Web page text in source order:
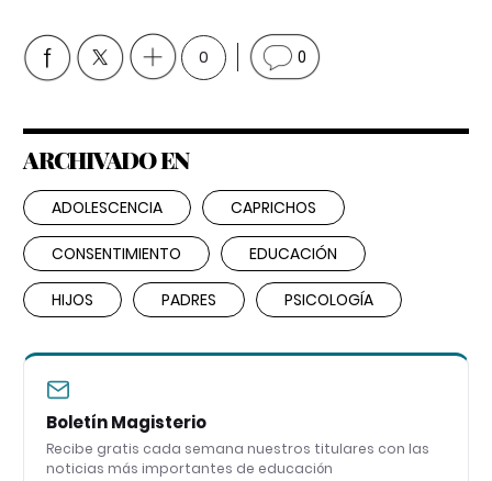
0 0
ARCHIVADO EN
ADOLESCENCIA CAPRICHOS
CONSENTIMIENTO EDUCACIÓN
HIJOS PADRES PSICOLOGÍA
Boletín Magisterio
Recibe gratis cada semana nuestros titulares con las
noticias más importantes de educación